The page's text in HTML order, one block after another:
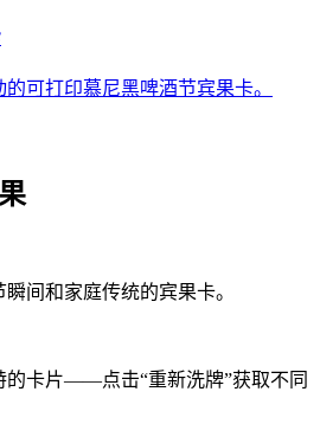
可打印慕尼黑啤酒节宾果卡。
间和家庭传统的宾果卡。
的卡片——点击“重新洗牌”获取不同